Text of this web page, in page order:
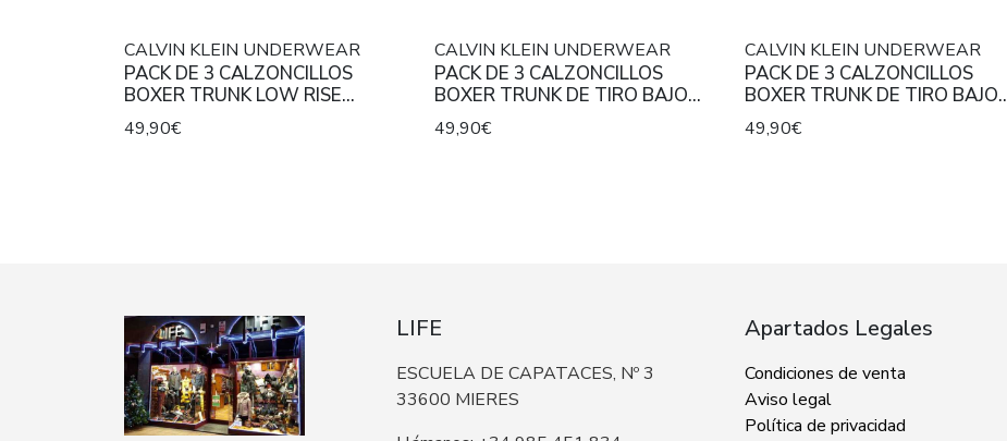
CALVIN KLEIN UNDERWEAR
PACK DE 3 CALZONCILLOS
BOXER TRUNK LOW RISE
BRUSHED MICROFIBER STRETCH
CELESTE, NEGRO Y AZUL ROYAL
49,90€
CALVIN KLEIN UNDERWEAR
PACK DE 3 CALZONCILLOS
BOXER TRUNK DE TIRO BAJO
INTENSE POWER MICROFIBER
STRETCH AZUL ROYAL, GRIS
49,90€
CALVIN KLEIN UNDERWEAR
PACK DE 3 CALZONCILLOS
BOXER TRUNK DE TIRO BAJO
INTENSE POWER MICROFIBER
STRETCH CON INSCRIPCIÓN EN
49,90€
LIFE
ESCUELA DE CAPATACES, Nº 3
33600 MIERES
Apartados Legales
Condiciones de venta
Aviso legal
Política de privacidad